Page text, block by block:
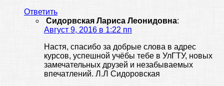
Ответить
Сидорвская Лариса Леонидовна:
Август 9, 2016 в 1:22 пп
Настя, спасибо за добрые слова в адрес
курсов, успешной учёбы тебе в УлГТУ, новых
замечательных друзей и незабываемых
впечатлений. Л.Л Сидоровская